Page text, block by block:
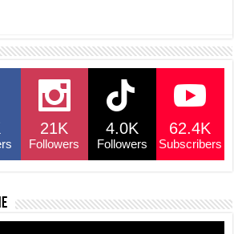
a
y
Li
n
k
e
21K
Followers
4.0K
Followers
62.4K
Subscribers